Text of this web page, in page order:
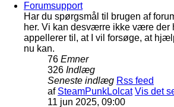
Forumsupport
Har du spørgsmål til brugen af
her. Vi kan desværre ikke være der
appellerer til, at I vil forsøge, at
nu kan.
76 Emner
326 Indlæg
Seneste indlæg Rss feed
af SteamPunkLolcat Vis det
11 jun 2025, 09:00